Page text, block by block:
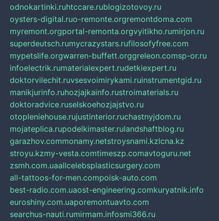
odnokartinki.ruhtccare.rublogizotovoy.ru
oysters-digital.ruo-remonte.orgremontdoma.com
myremont.orgportal-remonta.orgvyitikho.rumirjon.ru
superdeutsch.rumycrazystars.rufilosofyfree.com
mypetslife.orgwarren-buffett.orggreleon.comsp-or.ru
infoelectrik.rumaterialexpert.rudetkiexpert.ru
doktorvilechit.ruvsesvoimirykami.ruinstrumentgid.ru
manikjurinfo.ruhozjajkainfo.rustroimaterials.ru
doktoradvice.ruselskoehozjajstvo.ru
otopleniehouse.rujustinterior.ruchastnyjdom.ru
mojateplica.rupodelkimaster.rulandshaftblog.ru
garazhov.commonamy.netstroysnami.kzlcna.kz
stroyu.kzmy-vesta.comtimeszp.comavtoguru.net
zsmh.com.uaallcelebsplasticsurgery.com
all-tattoos-for-men.compoisk-auto.com
best-radio.com.uaost-engineering.comkuryatnik.info
euroshiny.com.uaporemontuavto.com
searchus-nauti.rumirmam.infosmi366.ru